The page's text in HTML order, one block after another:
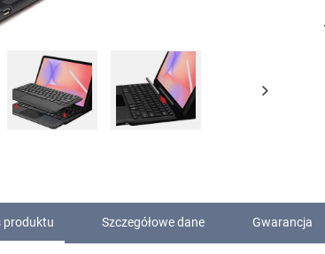
produktu Szczegółowe dane Gwarancja